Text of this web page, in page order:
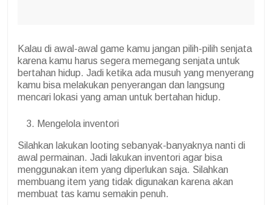
Kalau di awal-awal game kamu jangan pilih-pilih senjata
karena kamu harus segera memegang senjata untuk
bertahan hidup. Jadi ketika ada musuh yang menyerang
kamu bisa melakukan penyerangan dan langsung
mencari lokasi yang aman untuk bertahan hidup.
Mengelola inventori
Silahkan lakukan looting sebanyak-banyaknya nanti di
awal permainan. Jadi lakukan inventori agar bisa
menggunakan item yang diperlukan saja. Silahkan
membuang item yang tidak digunakan karena akan
membuat tas kamu semakin penuh.